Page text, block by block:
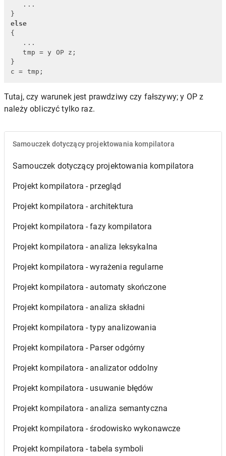
   ...
else
{
   ...
   tmp = y OP z;
}
c = tmp;
Tutaj, czy warunek jest prawdziwy czy fałszywy; y OP z
należy obliczyć tylko raz.
Samouczek dotyczący projektowania kompilatora
Samouczek dotyczący projektowania kompilatora
Projekt kompilatora - przegląd
Projekt kompilatora - architektura
Projekt kompilatora - fazy kompilatora
Projekt kompilatora - analiza leksykalna
Projekt kompilatora - wyrażenia regularne
Projekt kompilatora - automaty skończone
Projekt kompilatora - analiza składni
Projekt kompilatora - typy analizowania
Projekt kompilatora - Parser odgórny
Projekt kompilatora - analizator oddolny
Projekt kompilatora - usuwanie błędów
Projekt kompilatora - analiza semantyczna
Projekt kompilatora - środowisko wykonawcze
Projekt kompilatora - tabela symboli